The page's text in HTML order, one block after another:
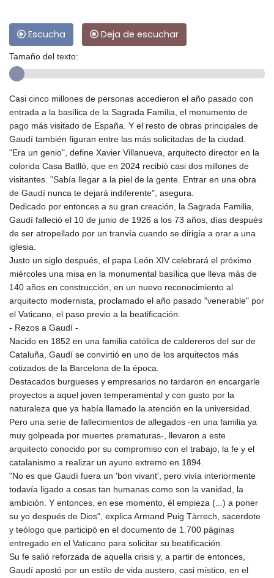
Escucha Deja de escuchar
Tamaño del texto:
Casi cinco millones de personas accedieron el año pasado con
entrada a la basílica de la Sagrada Familia, el monumento de
pago más visitado de España. Y el resto de obras principales de
Gaudí también figuran entre las más solicitadas de la ciudad.
"Era un genio", define Xavier Villanueva, arquitecto director en la
colorida Casa Batlló, que en 2024 recibió casi dos millones de
visitantes. "Sabía llegar a la piel de la gente. Entrar en una obra
de Gaudí nunca te dejará indiferente", asegura.
Dedicado por entonces a su gran creación, la Sagrada Familia,
Gaudí falleció el 10 de junio de 1926 a los 73 años, días después
de ser atropellado por un tranvía cuando se dirigía a orar a una
iglesia.
Justo un siglo después, el papa León XIV celebrará el próximo
miércoles una misa en la monumental basílica que lleva más de
140 años en construcción, en un nuevo reconocimiento al
arquitecto modernista, proclamado el año pasado "venerable" por
el Vaticano, el paso previo a la beatificación.
- Rezos a Gaudí -
Nacido en 1852 en una familia católica de caldereros del sur de
Cataluña, Gaudí se convirtió en uno de los arquitectos más
cotizados de la Barcelona de la época.
Destacados burgueses y empresarios no tardaron en encargarle
proyectos a aquel joven temperamental y con gusto por la
naturaleza que ya había llamado la atención en la universidad.
Pero una serie de fallecimientos de allegados -en una familia ya
muy golpeada por muertes prematuras-, llevaron a este
arquitecto conocido por su compromiso con el trabajo, la fe y el
catalanismo a realizar un ayuno extremo en 1894.
"No es que Gaudí fuera un 'bon vivant', pero vivía interiormente
todavía ligado a cosas tan humanas como son la vanidad, la
ambición. Y entonces, en ese momento, él empieza (...) a poner
su yo después de Dios", explica Armand Puig Tàrrech, sacerdote
y teólogo que participó en el documento de 1.700 páginas
entregado en el Vaticano para solicitar su beatificación.
Su fe salió reforzada de aquella crisis y, a partir de entonces,
Gaudí apostó por un estilo de vida austero, casi místico, en el